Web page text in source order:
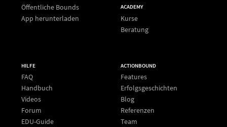
Öffentliche Bounds
App herunterladen
ACADEMY
Kurse
Beratung
HILFE
FAQ
Handbuch
Videos
Forum
EDU-Guide
ACTIONBOUND
Features
Erfolgsgeschichten
Blog
Referenzen
Team